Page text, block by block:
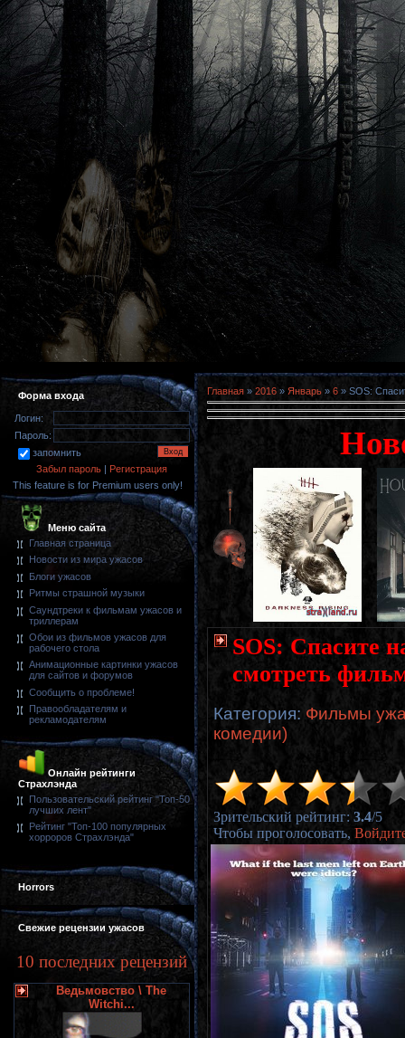
Форма входа
Логин:
Пароль:
запомнить
Забыл пароль | Регистрация
This feature is for Premium users only!
Меню сайта
Главная страница
Новости из мира ужасов
Блоги ужасов
Ритмы страшной музыки
Саундтреки к фильмам ужасов и
триллерам
Обои из фильмов ужасов для
рабочего стола
Анимационные картинки ужасов
для сайтов и форумов
Сообщить о проблеме!
Правообладателям и
рекламодателям
Онлайн рейтинги
Страхлэнда
Пользовательский рейтинг "Топ-50
лучших лент"
Рейтинг "Топ-100 популярных
хорроров Страхлэнда"
Horrors
Свежие рецензии ужасов
10 последних рецензий
Ведьмовство \ The
Witchi...
Главная » 2016 » Январь » 6 » SOS:
SOS: Спасите
смотреть
Категория: Фильмы
комедии)
Зрительский рейтинг: 3.4/5
Чтобы проголосовать,